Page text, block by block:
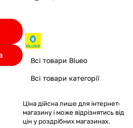
для внесення першої частини платежу
потреби)
Всі товари Blueo
Всі товари категорії
Ціна дійсна лише для інтернет-
магазину і може відрізнятись від
цін у роздрібних магазинах.